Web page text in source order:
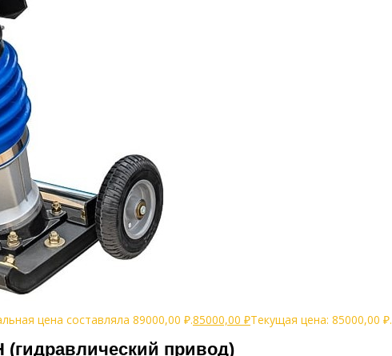
цена составляла 89000,00 ₽.85000,00 ₽Текущая цена: 85000,00 ₽.
(гидравлический привод)